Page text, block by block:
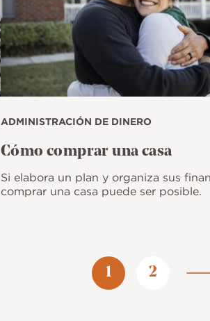
ADMINISTRACIÓN DE DINERO
Cómo comprar una casa
Si elabora un plan y organiza sus
comprar una casa puede ser posible.
Página
1 Página
2